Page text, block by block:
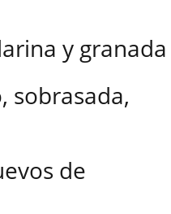
y granada
sobrasada,
de